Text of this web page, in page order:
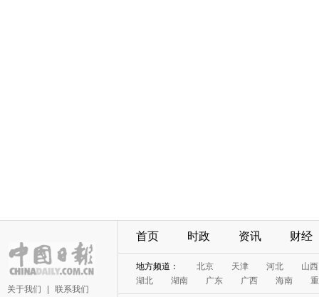
关于我们 联系我们
首页 时政 资讯 财经
地方频道： 北京 天津 河北
山西
湖北
湖南 广东 广西 海南